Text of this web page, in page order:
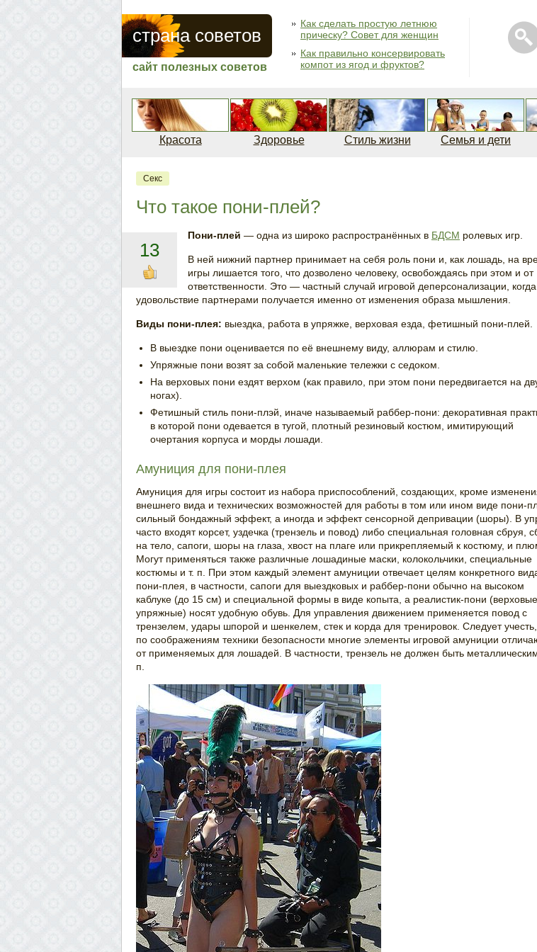
страна советов
сайт полезных советов
Как сделать простую летнюю
прическу? Совет для женщин
Как правильно консервировать
компот из ягод и фруктов?
Красота Здоровье Стиль жизни Семья и дети
Секс
Что такое пони-плей?
13
Пони-плей — одна из широко распространённых в БДСМ ролевых игр.
В ней нижний партнер принимает на себя роль пони и, как лошадь, на
игры лишается того, что дозволено человеку, освобождаясь при этом и от
ответственности. Это — частный случай игровой деперсонализации, когда
удовольствие партнерами получается именно от изменения образа мышления.
Виды пони-плея: выездка, работа в упряжке, верховая езда, фетишный пони-плей.
В выездке пони оценивается по её внешнему виду, аллюрам и стилю.
Упряжные пони возят за собой маленькие тележки с седоком.
На верховых пони ездят верхом (как правило, при этом пони передвигается на
ногах).
Фетишный стиль пони-плэй, иначе называемый раббер-пони: декоративная
в которой пони одевается в тугой, плотный резиновый костюм, имитирующий
очертания корпуса и морды лошади.
Амуниция для пони-плея
Амуниция для игры состоит из набора приспособлений, создающих, кроме
внешнего вида и технических возможностей для работы в том или ином виде пони-
сильный бондажный эффект, а иногда и эффект сенсорной депривации (шоры). В
часто входят корсет, уздечка (трензель и повод) либо специальная головная сбруя,
на тело, сапоги, шоры на глаза, хвост на плаге или прикрепляемый к костюму, и
Могут применяться также различные лошадиные маски, колокольчики, специальные
костюмы и т. п. При этом каждый элемент амуниции отвечает целям конкретного
пони-плея, в частности, сапоги для выездковых и раббер-пони обычно на высоком
каблуке (до 15 см) и специальной формы в виде копыта, а реалистик-пони
упряжные) носят удобную обувь. Для управления движением применяется повод с
трензелем, удары шпорой и шенкелем, стек и корда для тренировок. Следует
по соображениям техники безопасности многие элементы игровой амуниции
от применяемых для лошадей. В частности, трензель не должен быть
п.